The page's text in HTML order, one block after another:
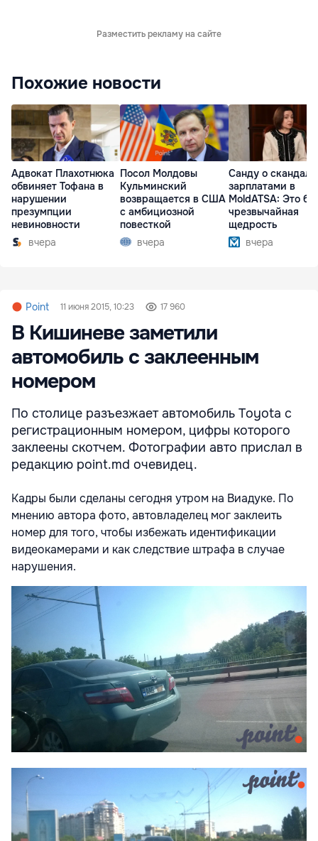
Разместить рекламу на сайте
Похожие новости
Адвокат Плахотнюка
обвиняет Тофана в
нарушении
презумпции
невиновности
вчера
Посол Молдовы
Кульминский
возвращается в США
с амбициозной
повесткой
вчера
Санду о
зарплатами в
MoldATSA: Это
чрезвычайная
щедрость
вчера
Point 11 июня 2015, 10:23 17 960
В Кишиневе заметили
автомобиль с заклеенным
номером
По столице разъезжает автомобиль Toyota с
регистрационным номером, цифры которого
заклеены скотчем. Фотографии авто прислал в
редакцию point.md очевидец.
Кадры были сделаны сегодня утром на Виадуке. По
мнению автора фото, автовладелец мог заклеить
номер для того, чтобы избежать идентификации
видеокамерами и как следствие штрафа в случае
нарушения.